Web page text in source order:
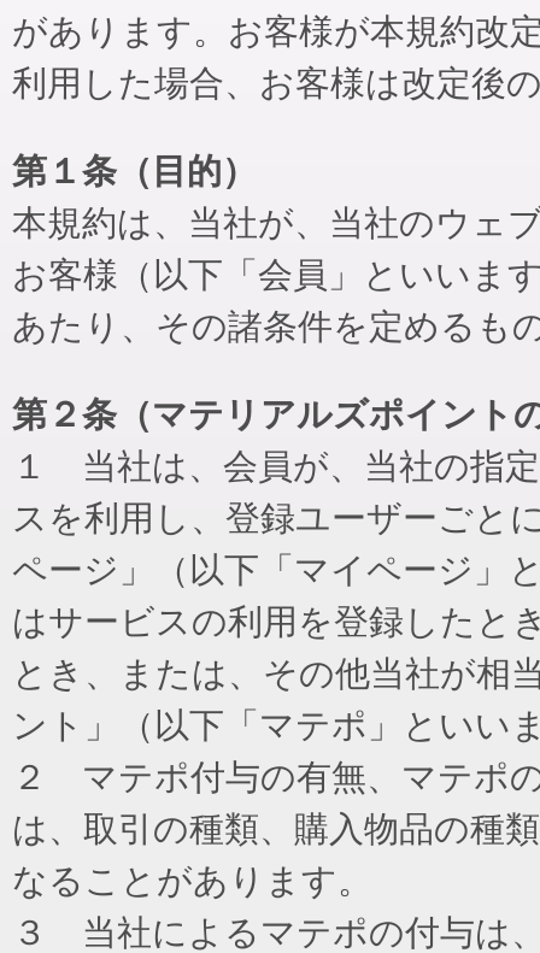
があります。お客様が本規約改
利用した場合、お客様は改定後
第１条（目的）
本規約は、当社が、当社のウェ
お客様（以下「会員」といいま
あたり、その諸条件を定めるも
第２条（マテリアルズポイント
１ 当社は、会員が、当社の指
スを利用し、登録ユーザーごと
ページ」（以下「マイページ」
はサービスの利用を登録したと
とき、または、その他当社が相
ント」（以下「マテポ」といい
２ マテポ付与の有無、マテポ
は、取引の種類、購入物品の種
なることがあります。
３ 当社によるマテポの付与は